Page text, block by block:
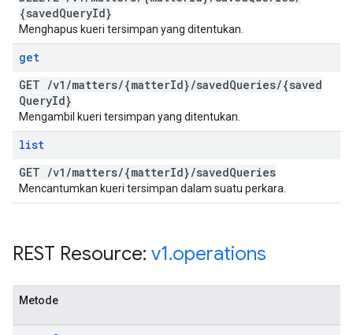
{savedQueryId}
Menghapus kueri tersimpan yang ditentukan.
get
GET /v1 /matters/{matterId}/savedQueries/{saved
QueryId}
Mengambil kueri tersimpan yang ditentukan.
list
GET /v1 /matters/{matterId}/savedQueries
Mencantumkan kueri tersimpan dalam suatu perkara.
REST Resource: v1.operations
Metode